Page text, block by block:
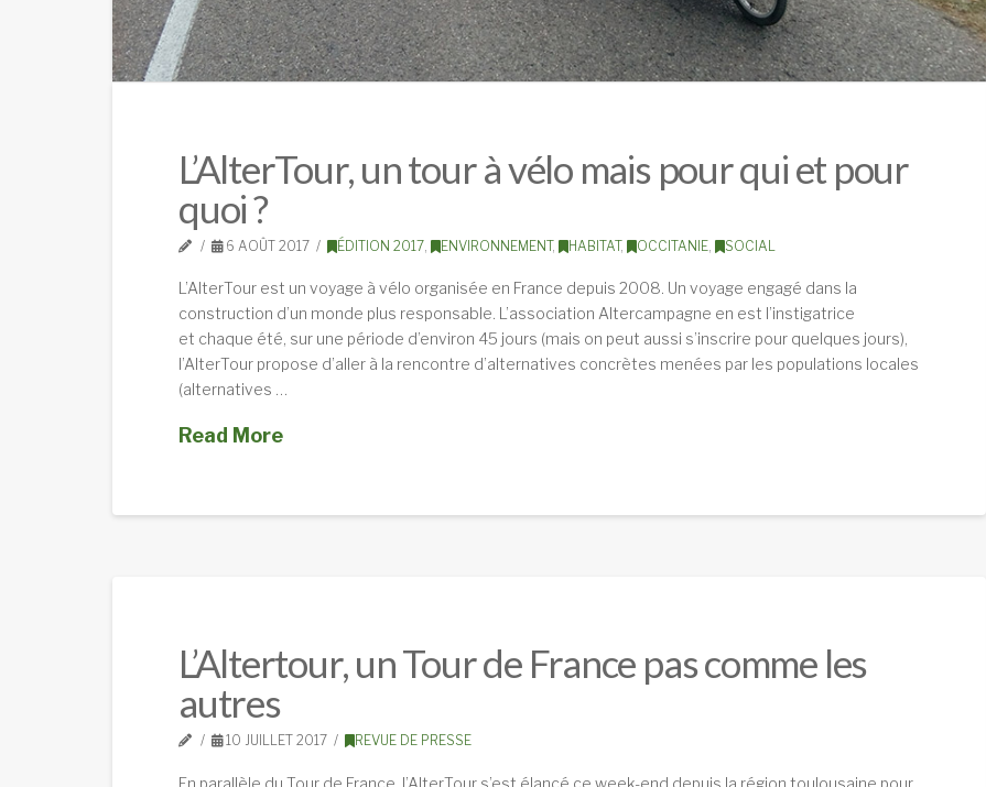
L’AlterTour, un tour à vélo mais pour qui et pour
quoi ?
6 AOÛT 2017 ÉDITION 2017, ENVIRONNEMENT, HABITAT, OCCITANIE, SOCIAL
L’AlterTour est un voyage à vélo organisée en France depuis 2008. Un voyage engagé dans la
construction d’un monde plus responsable. L’association Altercampagne en est l’instigatrice
et chaque été, sur une période d’environ 45 jours (mais on peut aussi s’inscrire pour quelques jours),
l’AlterTour propose d’aller à la rencontre d’alternatives concrètes menées par les populations locales
(alternatives …
Read More
L’Altertour, un Tour de France pas comme les
autres
10 JUILLET 2017 REVUE DE PRESSE
En parallèle du Tour de France, l’AlterTour s’est élancé ce week-end depuis la région toulousaine pour